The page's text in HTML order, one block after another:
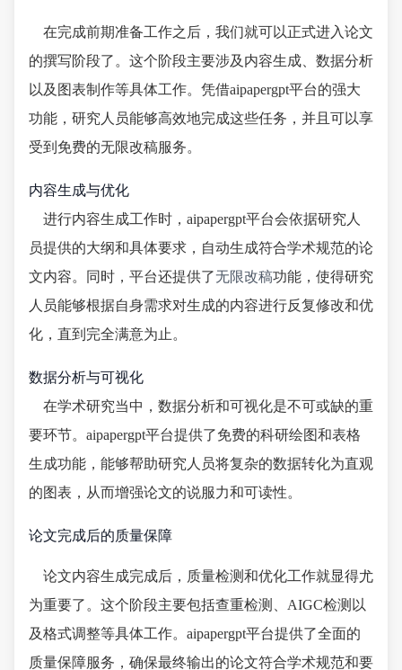
在完成前期准备工作之后，我们就可以正式进入论文
的撰写阶段了。这个阶段主要涉及内容生成、数据分析
以及图表制作等具体工作。凭借aipapergpt平台的强大
功能，研究人员能够高效地完成这些任务，并且可以享
受到免费的无限改稿服务。
内容生成与优化
进行内容生成工作时，aipapergpt平台会依据研究人
员提供的大纲和具体要求，自动生成符合学术规范的论
文内容。同时，平台还提供了无限改稿功能，使得研究
人员能够根据自身需求对生成的内容进行反复修改和优
化，直到完全满意为止。
数据分析与可视化
在学术研究当中，数据分析和可视化是不可或缺的重
要环节。aipapergpt平台提供了免费的科研绘图和表格
生成功能，能够帮助研究人员将复杂的数据转化为直观
的图表，从而增强论文的说服力和可读性。
论文完成后的质量保障
论文内容生成完成后，质量检测和优化工作就显得尤
为重要了。这个阶段主要包括查重检测、AIGC检测以
及格式调整等具体工作。aipapergpt平台提供了全面的
质量保障服务，确保最终输出的论文符合学术规范和要